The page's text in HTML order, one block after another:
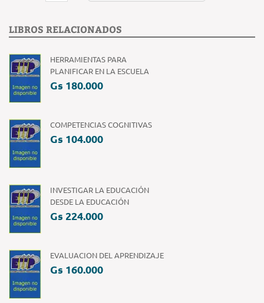
LIBROS RELACIONADOS
HERRAMIENTAS PARA
PLANIFICAR EN LA ESCUELA
Gs 180.000
COMPETENCIAS COGNITIVAS
Gs 104.000
INVESTIGAR LA EDUCACIÓN
DESDE LA EDUCACIÓN
Gs 224.000
EVALUACION DEL APRENDIZAJE
Gs 160.000